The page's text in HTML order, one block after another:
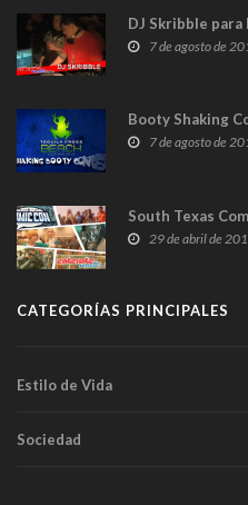
DJ Skribble
7 de agosto de
Booty Shaking
7 de agosto de
South Texas
29 de abril de
CATEGORÍAS PRINCIPALES
Estilo de Vida
Sociedad